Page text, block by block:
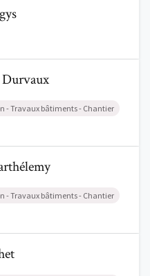
Durvaux
Durvaux
- Travaux bâtiments - Chantier
- Travaux bâtiments - Chantier